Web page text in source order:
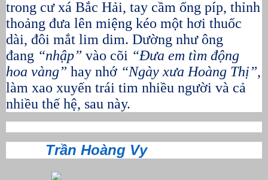
trong cư xá Bắc Hải, tay cầm ống píp, thỉnh
thoảng đưa lên miệng kéo một hơi thuốc
dài, đôi mắt lim dim. Dường như ông
đang “nhập” vào cõi “Đưa em tìm động
hoa vàng” hay nhớ “Ngày xưa Hoàng Thị”,
làm xao xuyến trái tim nhiều người và cả
nhiều thế hệ, sau này.
Trần Hoàng Vy